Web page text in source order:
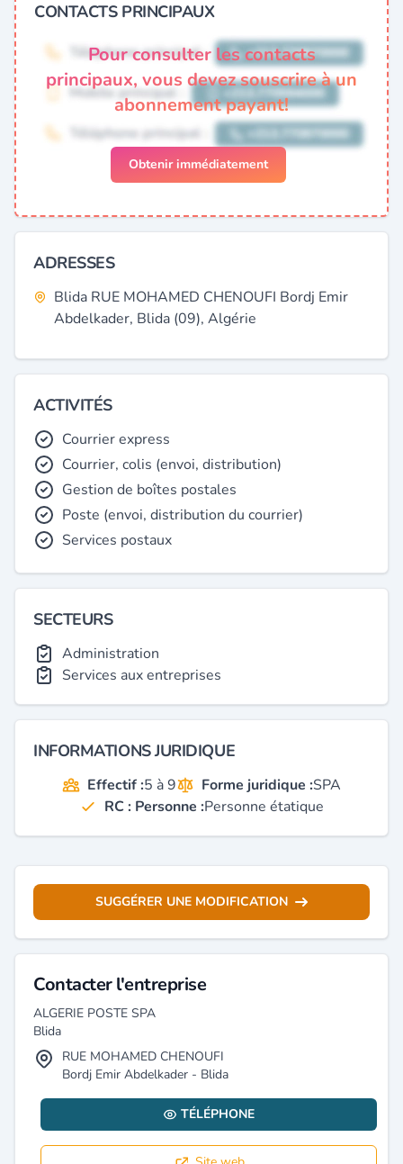
CONTACTS PRINCIPAUX
Pour consulter les contacts
principaux, vous devez souscrire à un
abonnement payant!
Obtenir immédiatement
ADRESSES
Blida RUE MOHAMED CHENOUFI Bordj Emir
Abdelkader, Blida (09), Algérie
ACTIVITÉS
Courrier express
Courrier, colis (envoi, distribution)
Gestion de boîtes postales
Poste (envoi, distribution du courrier)
Services postaux
SECTEURS
Administration
Services aux entreprises
INFORMATIONS JURIDIQUE
Effectif :5 à 9 Forme juridique :SPA
RC : Personne :Personne étatique
SUGGÉRER UNE MODIFICATION
Contacter l'entreprise
ALGERIE POSTE SPA
Blida
RUE MOHAMED CHENOUFI
Bordj Emir Abdelkader - Blida
TÉLÉPHONE